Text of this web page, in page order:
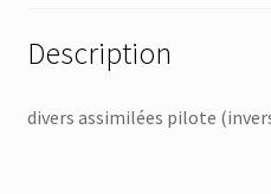
Description
divers assimilées pilote